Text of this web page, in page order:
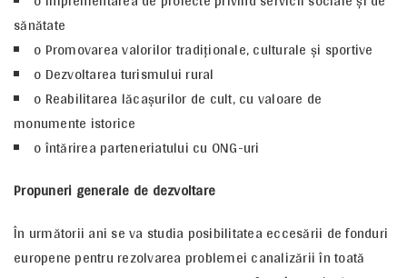
sănătate
o Promovarea valorilor tradiţionale, culturale şi sportive
o Dezvoltarea turismului rural
o Reabilitarea lăcaşurilor de cult, cu valoare de
monumente istorice
o întărirea parteneriatului cu ONG-uri
Propuneri generale de dezvoltare
În următorii ani se va studia posibilitatea eccesării de fonduri
europene pentru rezolvarea problemei canalizării în toată